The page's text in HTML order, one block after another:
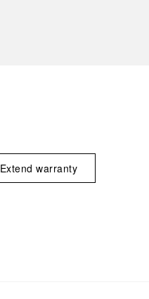
Extend warranty